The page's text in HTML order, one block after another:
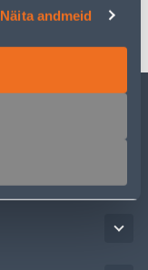
Näita andmeid